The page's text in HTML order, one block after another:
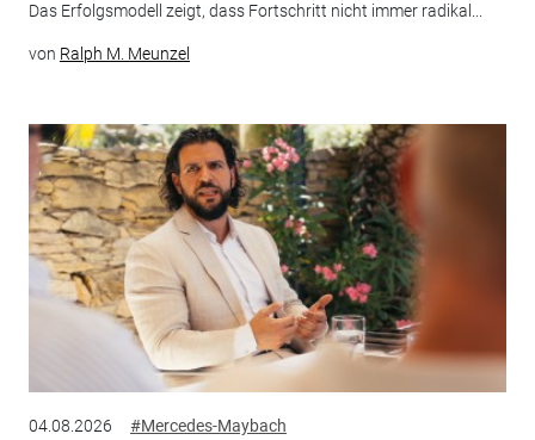
Das Erfolgsmodell zeigt, dass Fortschritt nicht immer radikal...
von Ralph M. Meunzel
04.08.2026 #Mercedes-Maybach